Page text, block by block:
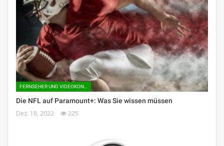
Die NFL auf Paramount+: Was Sie wissen müssen
Dez. 18, 2022 225